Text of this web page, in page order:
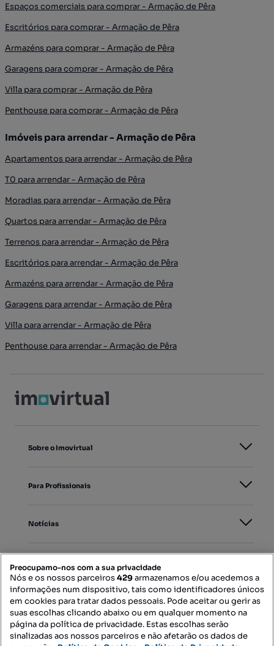
Espaços comerciais para comprar - Armação de Pêra
Escritórios para comprar - Armação de Pêra
Armazéns para comprar - Armação de Pêra
Garagens para comprar - Armação de Pêra
Villa para comprar - Armação de Pêra
Penthouse para comprar - Armação de Pêra
Imóveis para arrendar - Armação de Pêra
Apartamentos para arrendar - Armação de Pêra
T0 para arrendar - Armação de Pêra
Moradias para arrendar - Armação de Pêra
Quartos para arrendar - Armação de Pêra
Terrenos para arrendar - Armação de Pêra
Escritórios para arrendar - Armação de Pêra
Armazéns para arrendar - Armação de Pêra
Garagens para arrendar - Armação de Pêra
Villa para arrendar - Armação de Pêra
Penthouse para arrendar - Armação de Pêra
Sobre o Imovirtual
Para Profissionais
Notícias
Mapa do Site
Contacte-nos
Preocupamo-nos com a sua privacidade
Nós e os nossos parceiros429armazenamos e/ou acedemos a
informações num dispositivo, tais como identificadores únicos
em cookies para tratar dados pessoais. Pode aceitar ou gerir as
suas escolhas clicando abaixo ou em qualquer momento na
página da política de privacidade. Estas escolhas serão
sinalizadas aos nossos parceiros e não afetarão os dados de